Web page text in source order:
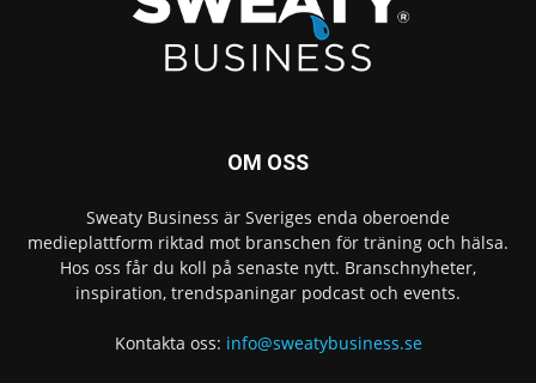
OM OSS
Sweaty Business är Sveriges enda oberoende
medieplattform riktad mot branschen för träning och hälsa.
Hos oss får du koll på senaste nytt. Branschnyheter,
inspiration, trendspaningar podcast och events.
Kontakta oss: info@sweatybusiness.se